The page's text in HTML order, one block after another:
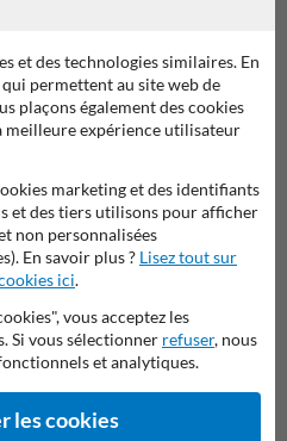
Panneaux combinés
pour propriétés privées
et des technologies similaires. En
permettent au site web de
plaçons également des cookies
expérience utilisateur
marketing et des identifiants
et des tiers utilisons pour afficher
non personnalisées
En savoir plus ? Lisez tout sur
ici.
vous acceptez les
Si vous sélectionner refuser, nous
et analytiques.
les cookies